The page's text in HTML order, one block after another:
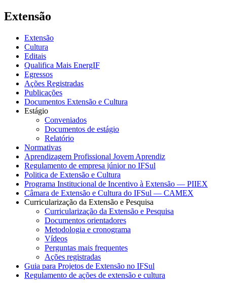
Extensão
Extensão
Cultura
Editais
Qualifica Mais EnergIF
Egressos
Ações Registradas
Publicações
Documentos Extensão e Cultura
Estágio
Conveniados
Documentos de estágio
Relatório
Normativas
Aprendizagem Profissional Jovem Aprendiz
Regulamento de empresa júnior no IFSul
Politica de Extensão e Cultura
Programa Institucional de Incentivo à Extensão — PIIEX
Câmara de Extensão e Cultura do IFSul — CAMEX
Curricularização da Extensão e Pesquisa
Curricularização da Extensão e Pesquisa
Documentos orientadores
Metodologia e cronograma
Vídeos
Perguntas mais frequentes
Ações registradas
Guia para Projetos de Extensão no IFSul
Regulamento de ações de extensão e cultura